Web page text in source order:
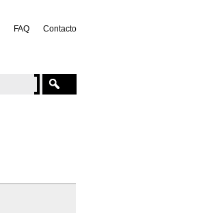
FAQ Contacto